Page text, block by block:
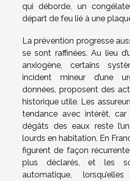
qui déborde, un
départ de feu lié à une
La prévention progresse
se sont raffinées. Au lieu
anxiogène, certains
incident mineur d’une
données, proposent des
historique utile. Les
tendance avec intérêt,
dégâts des eaux reste
lourds en habitation. En
figurent de façon
plus déclarés, et les
automatique,